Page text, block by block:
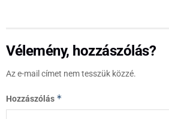
Vélemény, hozzászólás?
Az e-mail címet nem tesszük közzé.
Hozzászólás *